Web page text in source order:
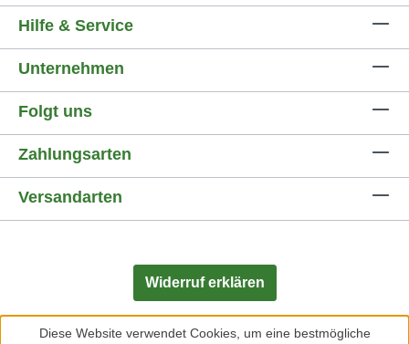
Hilfe & Service
Unternehmen
Folgt uns
Widerruf erklären
Zahlungsarten
Versandarten
Diese Website verwendet Cookies, um eine bestmögliche